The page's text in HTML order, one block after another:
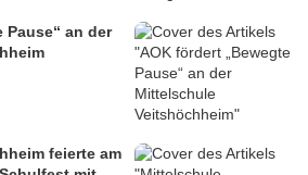
Pause“ an der
feierte am